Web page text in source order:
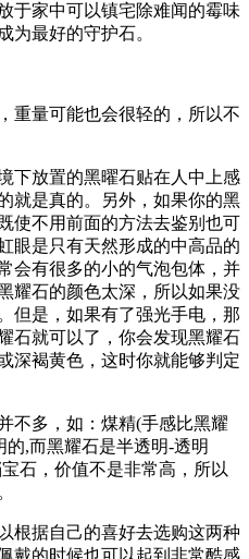
于家中可以镇宅除难闻的霉味
为最好的守护石。
重量可能也会很轻的，所以不
下放置的黑曜石贴在人中上感
就是真的。另外，如果你的黑
使不用前面的方法去鉴别也可
眼是只有天然形成的中高品的
会有很多的小的气泡包体，并
耀石的颜色太深，所以如果没
但是，如果有了强光手电，那
石就可以了，你会发现黑耀石
深褐黄色，这时你就能够判定
不多，如：煤精(手感比黑耀
,而黑耀石是半透明-透明
石，价值不是非常高，所以
根据自己的喜好去选购这两种